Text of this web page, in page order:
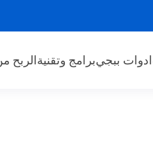
ادوات ببجيبرامج وتقنية الربح